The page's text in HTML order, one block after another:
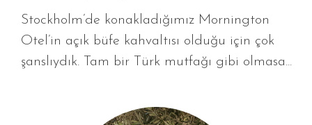
Stockholm’de konakladığımız Mornington
Otel’in açık büfe kahvaltısı olduğu için çok
şanslıydık. Tam bir Türk mutfağı gibi olmasa...